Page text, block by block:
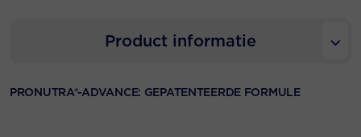
Product informatie
PRONUTRA®-ADVANCE: GEPATENTEERDE FORMULE